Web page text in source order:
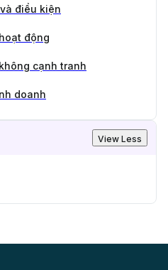
điều kiện
động
cạnh tranh
doanh
View Less